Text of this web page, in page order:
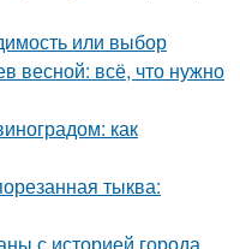
или выбор
весной: всё, что нужно
как
тыква: